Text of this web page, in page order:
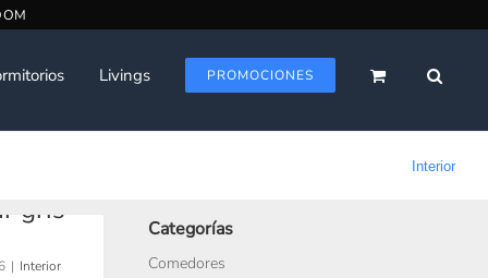
Livings PROMOCIONES
Interior
gris
| Interior
Categorías
Comedores